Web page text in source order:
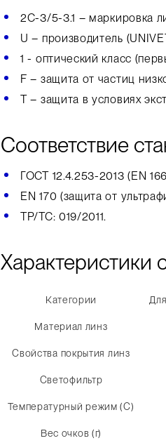
2C-3/5-3.1 – маркировка
U – производитель
1 - оптический класс
F – защита от частиц
Т – защита в условиях
Соответствие
ГОСТ 12.4.253-2013 (EN
EN 170 (защита от
ТР/ТС: 019/2011.
Характеристики
Категории
Материал линз
Свойства покрытия линз
Светофильтр
Температурный режим (С)
Вес очков (г)